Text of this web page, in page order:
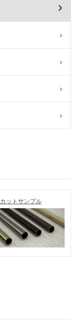
カットサンプル